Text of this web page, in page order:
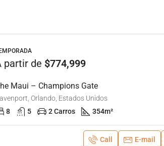
partir de $774,999
Maui – Champions Gate
Orlando, Estados Unidos
8
5 2 Carros 354m²
Call E-mail